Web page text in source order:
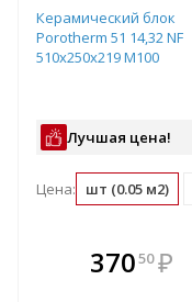
Керамический блок
Porotherm 51 14,32 NF
510х250х219 М100
Лучшая цена!
Цена: шт (0.05 м2)
37050 ₽
32080